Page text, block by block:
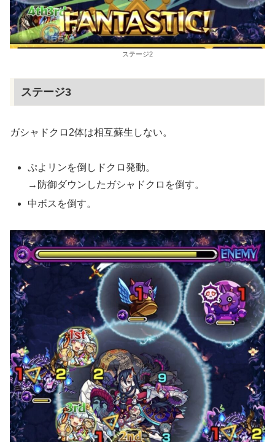
ステージ2
ステージ3
ガシャドクロ2体は相互蘇生しない。
ぷよリンを倒しドクロ発動。
→防御ダウンしたガシャドクロを倒す。
中ボスを倒す。